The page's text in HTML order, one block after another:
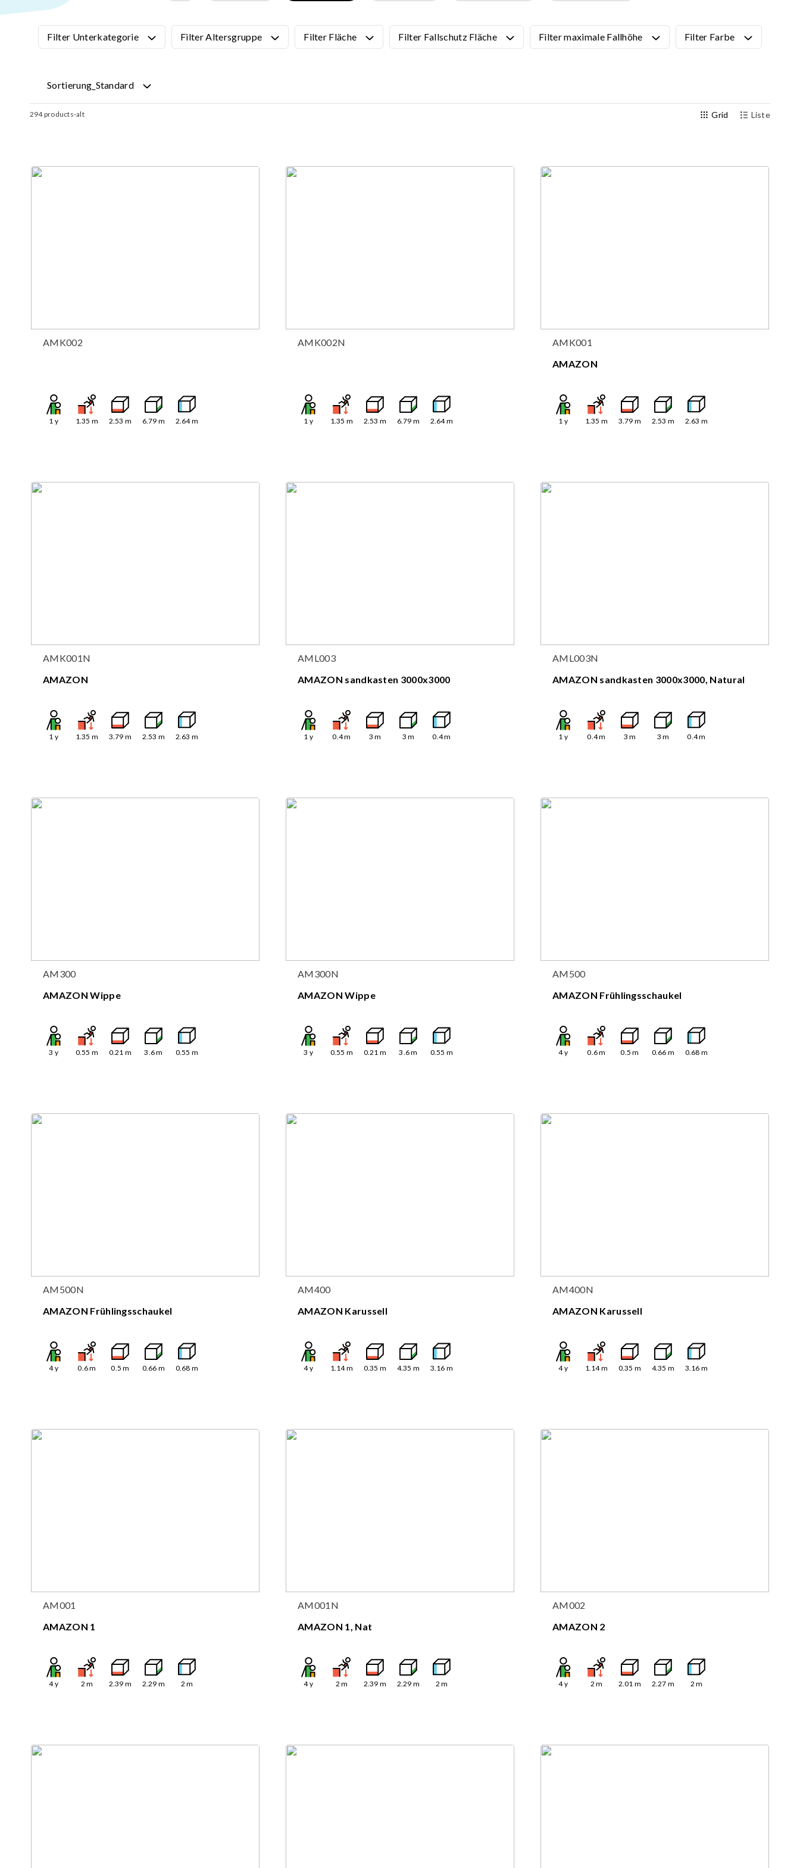
3D Spielgeräte und Asphaltspiele
Pädagogische Spiele und
MONO-Skateparks
NEU! NINJA-Parcours
NEU! PARKOUR
Teqball-Tisch
Filter Unterkategorie Filter Altersgruppe Filter Fläche Filter Fallschutz Fläche Filter maximale Fallhöhe
Filter Farbe
Filter
Sortierung_Standard
Sortierung_Standard
294products-alt Grid Liste
AMK002
1 y 1.35 m 2.53 m 6.79 m 2.64m
AMK002N
1 y 1.35 m 2.53 m 6.79 m 2.64m
AMK001
AMAZON
1 y 1.35 m 3.79 m 2.53 m 2.63 m
AMK001N
AMAZON
1 y 1.35 m 3.79 m 2.53 m 2.63 m
AML003
AMAZON sandkasten 3000x3000
1 y 0.4m 3 m 3 m 0.4m
AML003N
AMAZON sandkasten 3000x3000, Natural
1 y 0.4m 3 m 3 m 0.4m
AM300
AMAZON Wippe
3 y 0.55 m 0.21 m 3.6m 0.55 m
AM300N
AMAZON Wippe
3 y 0.55 m 0.21 m 3.6m 0.55 m
AM500
AMAZON Frühlingsschaukel
4y 0.6m 0.5 m 0.66 m 0.68 m
AM500N
AMAZON Frühlingsschaukel
4y 0.6m 0.5 m 0.66 m 0.68 m
AM400
AMAZON Karussell
4y 1.14m 0.35 m 4.35 m 3.16 m
AM400N
AMAZON Karussell
4y 1.14m 0.35 m 4.35 m 3.16 m
AM001
AMAZON 1
4y 2 m 2.39 m 2.29 m 2 m
AM001N
AMAZON 1, Nat
4y 2 m 2.39 m 2.29 m 2 m
AM002
AMAZON 2
4y 2 m 2.01 m 2.27 m 2 m